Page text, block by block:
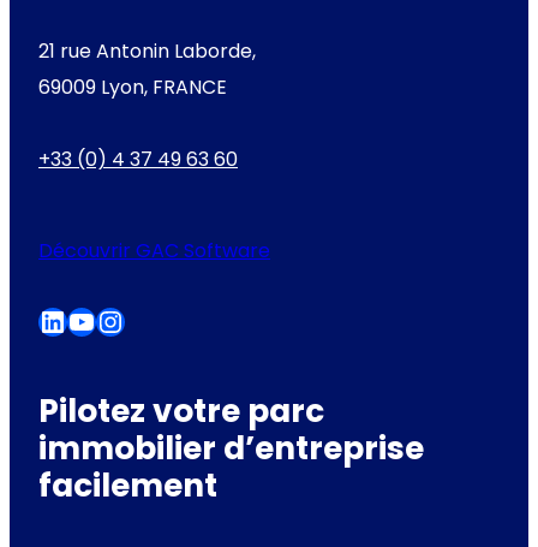
21 rue Antonin Laborde,
69009 Lyon, FRANCE
+33 (0) 4 37 49 63 60
Découvrir GAC Software
LinkedIn YouTube Instagram
Pilotez votre parc
immobilier d’entreprise
facilement